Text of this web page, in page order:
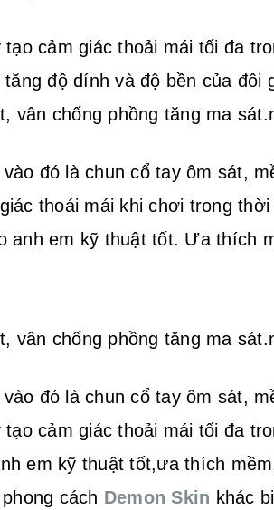
cảm giác thoải mái tối đa
độ dính và độ bền của
vân chống phồng tăng ma
đó là chun cổ tay ôm sát,
thoái mái khi chơi trong thời
anh em kỹ thuật tốt. Ưa thích
vân chống phồng tăng ma
đó là chun cổ tay ôm sát,
cảm giác thoải mái tối đa
em kỹ thuật tốt,ưa thích
cách Demon Skin khác